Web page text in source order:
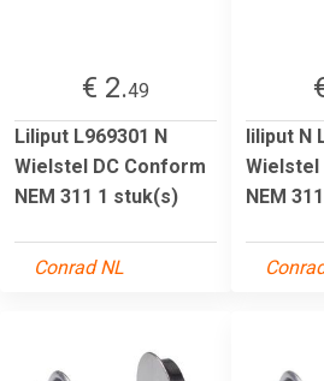
€ 2.49
Liliput L969301 N
Wielstel DC Conform
NEM 311 1 stuk(s)
Conrad NL
liliput N
Wielstel
NEM